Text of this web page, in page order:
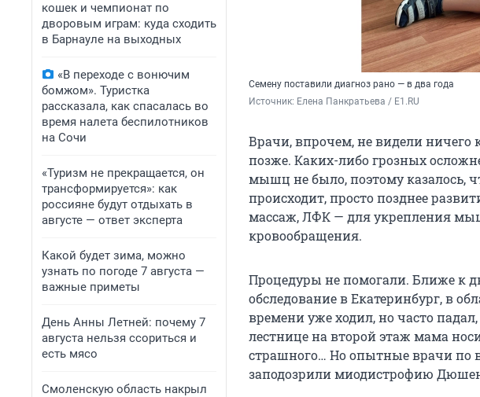
кошек и чемпионат по
дворовым играм: куда сходить
в Барнауле на выходных
«В переходе с вонючим
бомжом». Туристка
рассказала, как спасалась во
время налета беспилотников
на Сочи
«Туризм не прекращается, он
трансформируется»: как
россияне будут отдыхать в
августе — ответ эксперта
Какой будет зима, можно
узнать по погоде 7 августа —
важные приметы
День Анны Летней: почему 7
августа нельзя ссориться и
есть мясо
Смоленскую область накрыл
Семену поставили диагноз рано — в два года
Источник: Елена Панкратьева / E1.RU
Врачи, впрочем, не видели ничего
позже. Каких-либо грозных
мышц не было, поэтому казалось,
происходит, просто позднее
массаж, ЛФК — для укрепления
кровообращения.
Процедуры не помогали. Ближе к
обследование в Екатеринбург, в
времени уже ходил, но часто
лестнице на второй этаж мама
страшного… Но опытные врачи
заподозрили миодистрофию